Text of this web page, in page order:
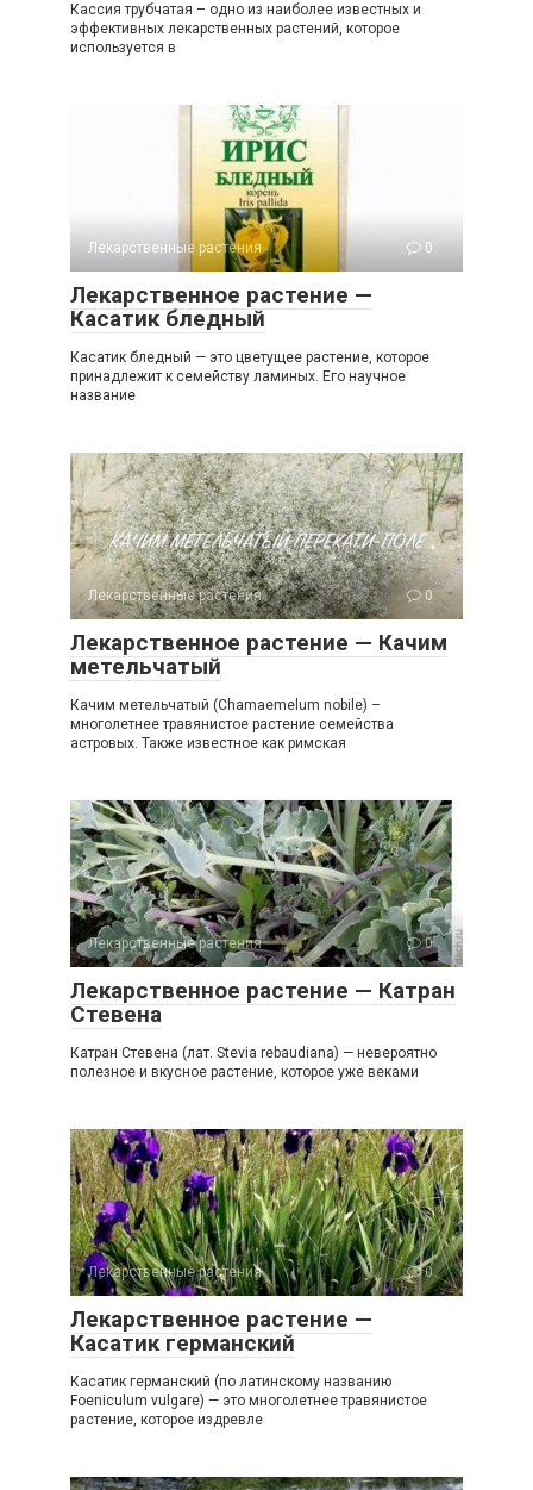
Кассия трубчатая – одно из наиболее известных и
эффективных лекарственных растений, которое
используется в
Лекарственные растения 0
Лекарственное растение —
Касатик бледный
Касатик бледный — это цветущее растение, которое
принадлежит к семейству ламиных. Его научное
название
Лекарственные растения 0
Лекарственное растение — Качим
метельчатый
Качим метельчатый (Chamaemelum nobile) –
многолетнее травянистое растение семейства
астровых. Также известное как римская
Лекарственные растения 0
Лекарственное растение — Катран
Стевена
Катран Стевена (лат. Stevia rebaudiana) — невероятно
полезное и вкусное растение, которое уже веками
Лекарственные растения 0
Лекарственное растение —
Касатик германский
Касатик германский (по латинскому названию
Foeniculum vulgare) — это многолетнее травянистое
растение, которое издревле